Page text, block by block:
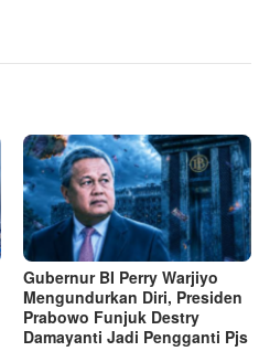
Gubernur BI Perry Warjiyo
Mengundurkan Diri, Presiden
Prabowo Funjuk Destry
Damayanti Jadi Pengganti Pjs